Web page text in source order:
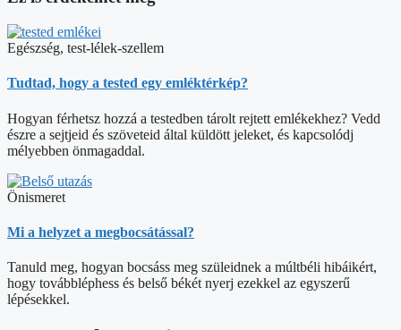
Egészség, test-lélek-szellem
Tudtad, hogy a tested egy emléktérkép?
Hogyan férhetsz hozzá a testedben tárolt rejtett emlékekhez? Vedd
észre a sejtjeid és szöveteid által küldött jeleket, és kapcsolódj
mélyebben önmagaddal.
Önismeret
Mi a helyzet a megbocsátással?
Tanuld meg, hogyan bocsáss meg szüleidnek a múltbéli hibáikért,
hogy továbbléphess és belső békét nyerj ezekkel az egyszerű
lépésekkel.